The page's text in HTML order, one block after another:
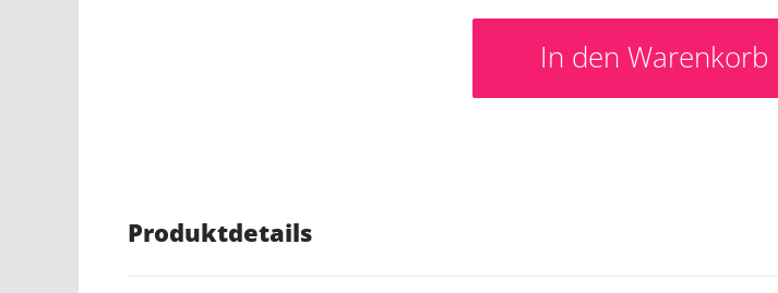
Produktdetails